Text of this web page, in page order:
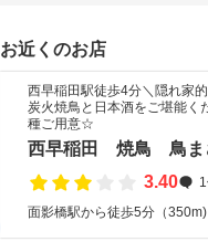
お近くのお店
西早稲田駅徒歩4分＼隠れ家
炭火焼鳥と日本酒をご堪能く
種ご用意☆
西早稲田 焼鳥 鳥ま
3.40
面影橋駅から徒歩5分（350m)